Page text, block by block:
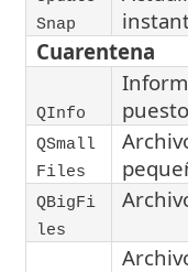
Snap
Cuarentena
QInfo
QSmall
Files
QBigFi
les